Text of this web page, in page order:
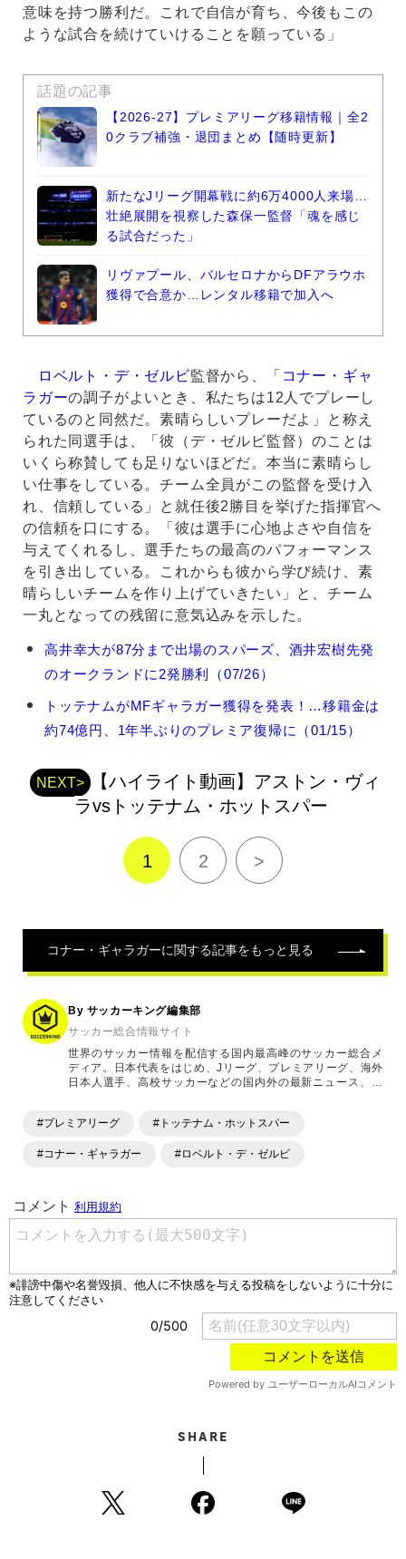
意味を持つ勝利だ。これで自信が育ち、今後もこの
ような試合を続けていけることを願っている」
話題の記事
【2026-27】プレミアリーグ移籍情報｜全2
0クラブ補強・退団まとめ【随時更新】
新たなJリーグ開幕戦に約6万4000人来場…
壮絶展開を視察した森保一監督「魂を感じ
る試合だった」
リヴァプール、バルセロナからDFアラウホ
獲得で合意か…レンタル移籍で加入へ
ロベルト・デ・ゼルビ監督から、「 コナー・ギャ
ラガーの調子がよいとき、私たちは12人でプレーし
ているのと同然だ。素晴らしいプレーだよ」と称え
られた同選手は、「彼（デ・ゼルビ監督）のことは
いくら称賛しても足りないほどだ。本当に素晴らし
い仕事をしている。チーム全員がこの監督を受け入
れ、信頼している」と就任後2勝目を挙げた指揮官へ
の信頼を口にする。「彼は選手に心地よさや自信を
与えてくれるし、選手たちの最高のパフォーマンス
を引き出している。これからも彼から学び続け、素
晴らしいチームを作り上げていきたい」と、チーム
一丸となっての残留に意気込みを示した。
コ
ー・
ギ
ー
の
高井幸大が87分まで出場のスパーズ、酒井宏樹先発
のオークランドに2発勝利（07/26）
トッテナムがMFギャラガー獲得を発表！…移籍金は
約74億円、1年半ぶりのプレミア復帰に（01/15）
NEXT>
【ハイライト動画】アストン・ヴィ
ラvsトッテナム・ホットスパー
1 2 >
コナー・ギャラガーに関する記事をもっと見る
By サッカーキング編集部
サッカー総合情報サイト
世界のサッカー情報を配信する国内最高峰のサッカー総合メ
ディア。日本代表をはじめ、Jリーグ、プレミアリーグ、海外
日本人選手、高校サッカーなどの国内外の最新ニュース、コ
ます。「X」「Instagram」「YouTube」「TikTok」など、
#プレミアリーグ #トッテナム・ホットスパー
#コナー・ギャラガー #ロベルト・デ・ゼルビ
SHARE